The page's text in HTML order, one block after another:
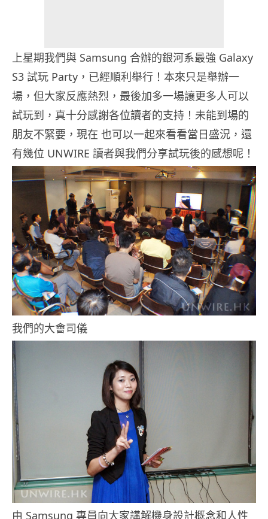
上星期我們與 Samsung 合辦的銀河系最強 Galaxy
S3 試玩 Party，已經順利舉行！本來只是舉辦一
場，但大家反應熱烈，最後加多一場讓更多人可以
試玩到，真十分感謝各位讀者的支持！未能到場的
朋友不緊要，現在 也可以一起來看看當日盛況，還
有幾位 UNWIRE 讀者與我們分享試玩後的感想呢！
我們的大會司儀
由 Samsung 專員向大家講解機身設計概念和人性